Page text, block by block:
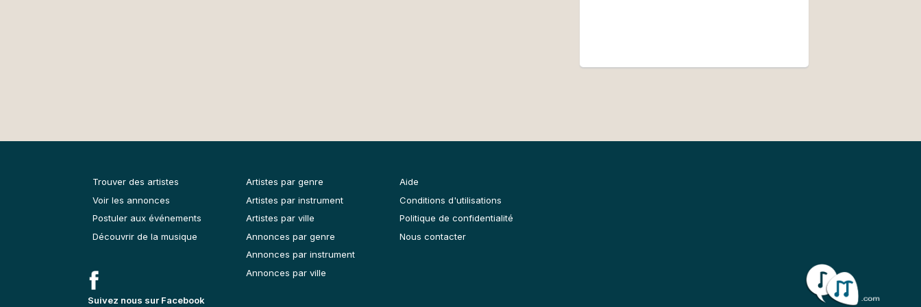
Trouver des artistes
Voir les annonces
Postuler aux événements
Découvrir de la musique
Suivez nous sur Facebook
Artistes par genre
Artistes par instrument
Artistes par ville
Annonces par genre
Annonces par instrument
Annonces par ville
Aide
Conditions d'utilisations
Politique de confidentialité
Nous contacter